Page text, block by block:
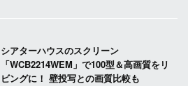
シアターハウスのスクリーン
「WCB2214WEM」で100型＆高画質をリ
ビングに！ 壁投写との画質比較も